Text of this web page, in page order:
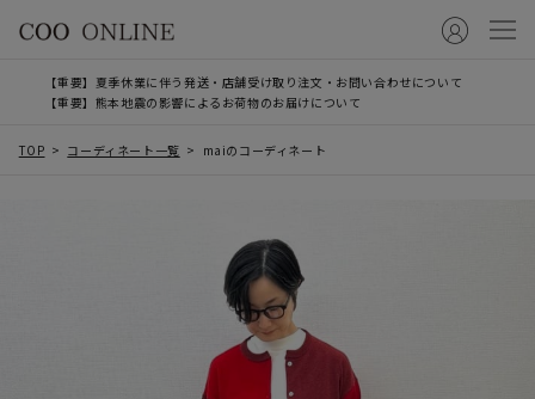
【重要】夏季休業に伴う発送・店舗受け取り注文・お問い合わせについて
【重要】熊本地震の影響によるお荷物のお届けについて
TOP コーディネート一覧 maiのコーディネート